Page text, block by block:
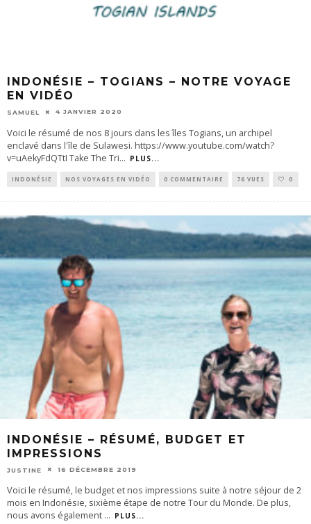
INDONÉSIE – TOGIANS – NOTRE VOYAGE
EN VIDÉO
SAMUEL 4 JANVIER 2020
Voici le résumé de nos 8 jours dans les îles Togians, un archipel
enclavé dans l'île de Sulawesi. https://www.youtube.com/watch?
v=uAekyFdQTtI Take The Tri... PLUS...
INDONÉSIE NOS VOYAGES EN VIDÉO 0 COMMENTAIRE 76 VUES 0
INDONÉSIE – RÉSUMÉ, BUDGET ET
IMPRESSIONS
JUSTINE 16 DÉCEMBRE 2019
Voici le résumé, le budget et nos impressions suite à notre séjour de 2
mois en Indonésie, sixième étape de notre Tour du Monde. De plus,
nous avons également ... PLUS...